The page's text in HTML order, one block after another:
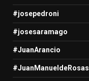
#josepedroni
#josesaramago
#JuanArancio
#JuanManueldeRosas